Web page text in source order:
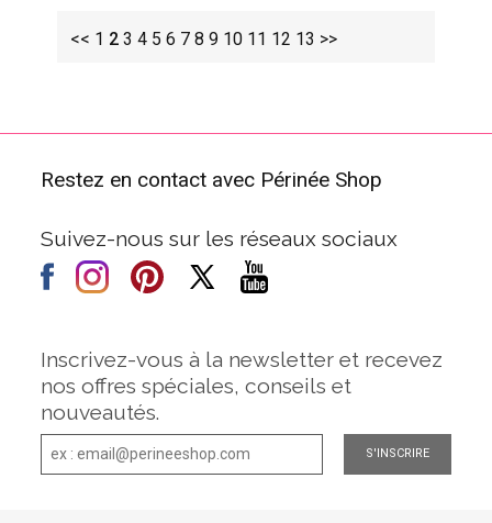
<< 1 2 3 4 5 6 7 8 9 10 11 12 13 >>
Restez en contact avec Périnée Shop
Suivez-nous sur les réseaux sociaux
Inscrivez-vous à la newsletter et recevez
nos offres spéciales, conseils et
nouveautés.
S'INSCRIRE